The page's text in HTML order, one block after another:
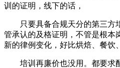
训的证明，线下的话，
只要具备合规天分的第三方
管承认的及格证明，不管是根本
新的律例变化，好比烘焙、餐饮
培训再廉价也没用。都要求